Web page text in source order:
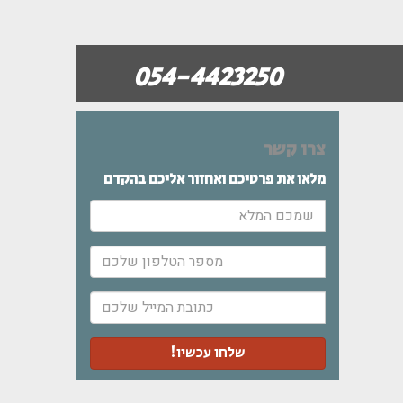
054-4423250
צרו קשר
מלאו את פרטיכם ואחזור אליכם בהקדם
שמכם
המלא
הטלפון
שלכם
המייל
שלכם